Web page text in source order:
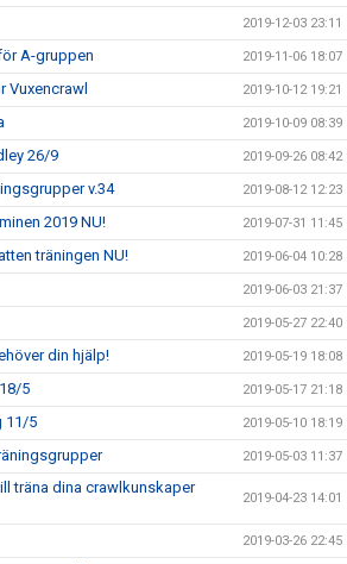
2019-12-03 23:11
A-gruppen 2019-11-06 18:07
Vuxencrawl 2019-10-12 19:21
2019-10-09 08:39
26/9 2019-09-26 08:42
v.34 2019-08-12 12:23
2019 NU! 2019-07-31 11:45
träningen NU! 2019-06-04 10:28
2019-06-03 21:37
2019-05-27 22:40
din hjälp! 2019-05-19 18:08
5 2019-05-17 21:18
11/5 2019-05-10 18:19
2019-05-03 11:37
träna dina crawlkunskaper
2019-04-23 14:01
2019-03-26 22:45